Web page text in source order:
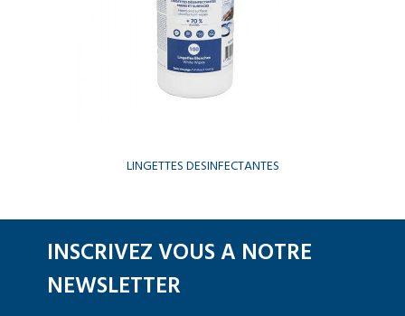
LINGETTES DESINFECTANTES
INSCRIVEZ VOUS A NOTRE
NEWSLETTER